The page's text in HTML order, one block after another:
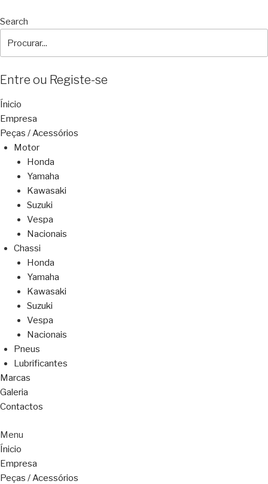
Search
Entre ou Registe-se
Ínicio
Empresa
Peças / Acessórios
Motor
Honda
Yamaha
Kawasaki
Suzuki
Vespa
Nacionais
Chassi
Honda
Yamaha
Kawasaki
Suzuki
Vespa
Nacionais
Pneus
Lubrificantes
Marcas
Galeria
Contactos
Menu
Ínicio
Empresa
Peças / Acessórios